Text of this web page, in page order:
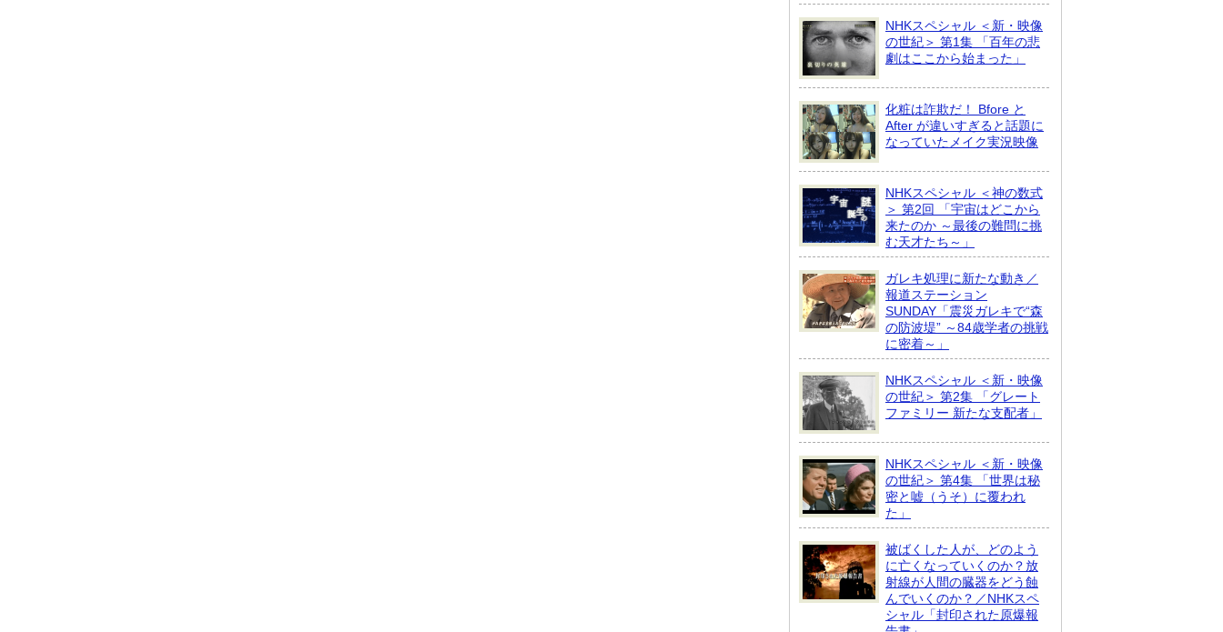
NHKスペシャル ＜新・映像
の世紀＞ 第1集 「百年の悲
劇はここから始まった」
化粧は詐欺だ！ Bfore と
After が違いすぎると話題に
なっていたメイク実況映像
NHKスペシャル ＜神の数式
＞ 第2回 「宇宙はどこから
来たのか ～最後の難問に挑
む天才たち～」
ガレキ処理に新たな動き／
報道ステーション
SUNDAY「震災ガレキで“森
の防波堤” ～84歳学者の挑戦
に密着～」
NHKスペシャル ＜新・映像
の世紀＞ 第2集 「グレート
ファミリー 新たな支配者」
NHKスペシャル ＜新・映像
の世紀＞ 第4集 「世界は秘
密と嘘（うそ）に覆われ
た」
被ばくした人が、どのよう
に亡くなっていくのか？放
射線が人間の臓器をどう蝕
んでいくのか？／NHKスペ
シャル「封印された原爆報